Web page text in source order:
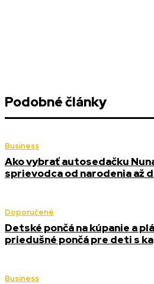
Podobné články
Business
Ako vybrať autosedačku
sprievodca od narodenia až
Doporučené
Detské pončá na kúpanie a
priedušné pončá pre deti s
Business